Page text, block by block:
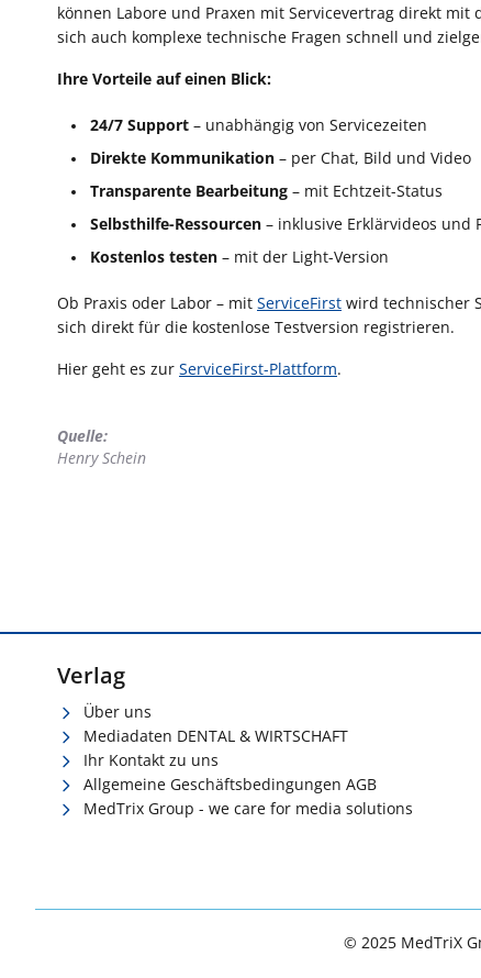
können Labore und Praxen mit Servicevertrag direkt mit
sich auch komplexe technische Fragen schnell und
Ihre Vorteile auf einen Blick:
24/7 Support – unabhängig von Servicezeiten
Direkte Kommunikation – per Chat, Bild und Video
Transparente Bearbeitung – mit Echtzeit-Status
Selbsthilfe-Ressourcen – inklusive Erklärvideos und
Kostenlos testen – mit der Light-Version
Ob Praxis oder Labor – mit ServiceFirst wird technischer
sich direkt für die kostenlose Testversion registrieren.
Hier geht es zur ServiceFirst-Plattform.
Quelle:
Henry Schein
Verlag
Über uns
Mediadaten DENTAL & WIRTSCHAFT
Ihr Kontakt zu uns
Allgemeine Geschäftsbedingungen AGB
MedTrix Group - we care for media solutions
© 2025 MedTriX